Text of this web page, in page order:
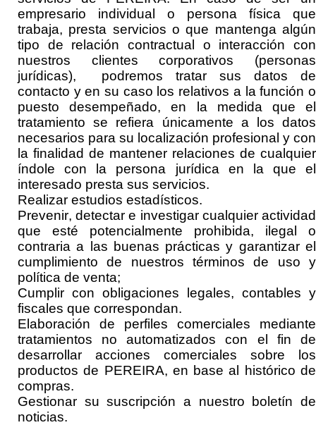
empresario individual o persona física que
trabaja, presta servicios o que mantenga algún
tipo de relación contractual o interacción con
nuestros clientes corporativos (personas
jurídicas), podremos tratar sus datos de
contacto y en su caso los relativos a la función o
puesto desempeñado, en la medida que el
tratamiento se refiera únicamente a los datos
necesarios para su localización profesional y con
la finalidad de mantener relaciones de cualquier
índole con la persona jurídica en la que el
interesado presta sus servicios.
Realizar estudios estadísticos.
Prevenir, detectar e investigar cualquier actividad
que esté potencialmente prohibida, ilegal o
contraria a las buenas prácticas y garantizar el
cumplimiento de nuestros términos de uso y
política de venta;
Cumplir con obligaciones
legales, contables y
fiscales que correspondan.
Elaboración de perfiles comerciales mediante
tratamientos no automatizados con el fin de
desarrollar acciones comerciales sobre los
productos de PEREIRA, en base al histórico de
compras.
Gestionar su suscripción a nuestro boletín de
noticias.